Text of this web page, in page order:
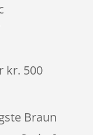
kr. 500
Braun